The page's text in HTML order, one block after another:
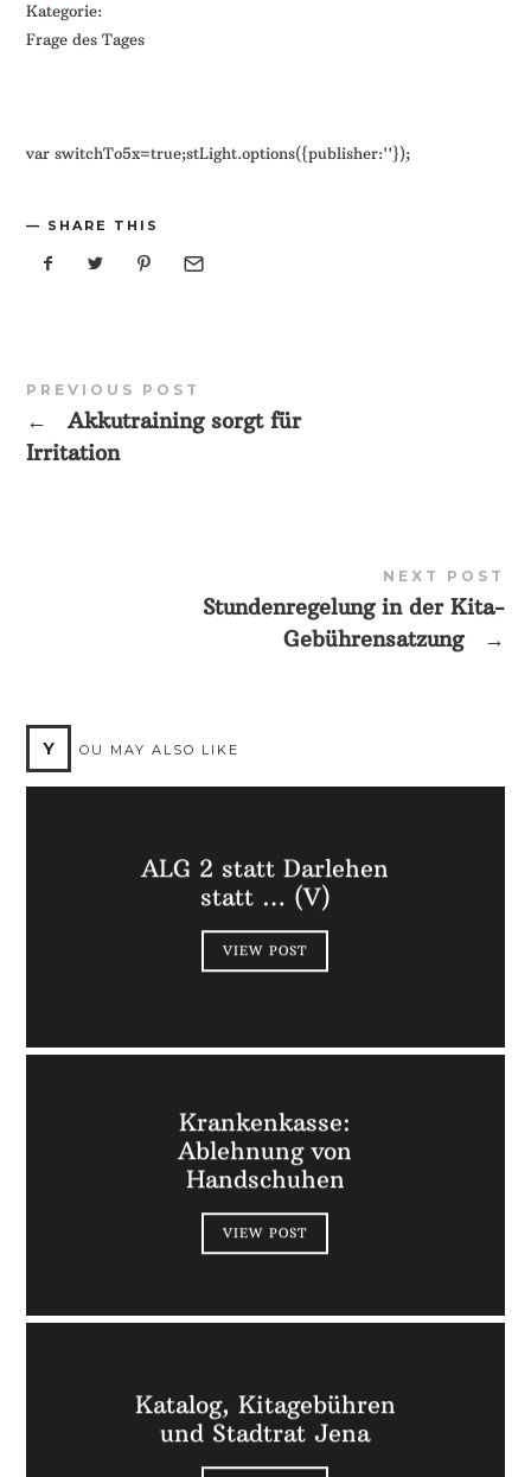
Kategorie:
Frage des Tages
var switchTo5x=true;stLight.options({publisher:''});
SHARE THIS
PREVIOUS POST
←
Akkutraining sorgt für
Irritation
NEXT POST
Stundenregelung in der Kita-
Gebührensatzung
→
Y OU MAY ALSO LIKE
ALG 2 statt Darlehen
statt … (V)
VIEW POST
Krankenkasse:
Ablehnung von
Handschuhen
VIEW POST
Katalog, Kitagebühren
und Stadtrat Jena